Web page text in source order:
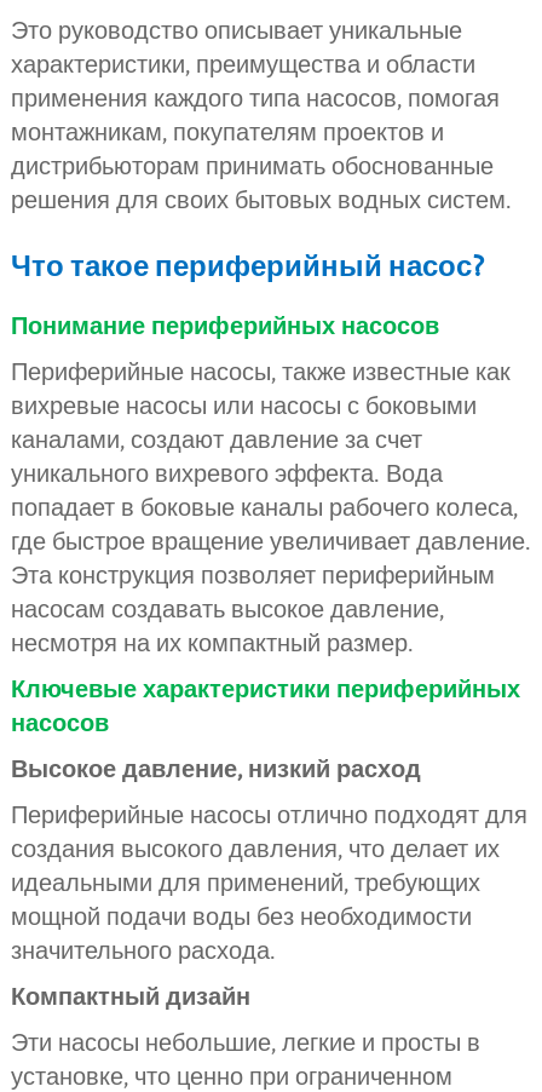
Это руководство описывает уникальные
характеристики, преимущества и области
применения каждого типа насосов, помогая
монтажникам, покупателям проектов и
дистрибьюторам принимать обоснованные
решения для своих бытовых водных систем.
Что такое периферийный насос?
Понимание периферийных насосов
Периферийные насосы, также известные как
вихревые насосы или насосы с боковыми
каналами, создают давление за счет
уникального вихревого эффекта. Вода
попадает в боковые каналы рабочего колеса,
где быстрое вращение увеличивает давление.
Эта конструкция позволяет периферийным
насосам создавать высокое давление,
несмотря на их компактный размер.
Ключевые характеристики периферийных
насосов
Высокое давление, низкий расход
Периферийные насосы отлично подходят для
создания высокого давления, что делает их
идеальными для применений, требующих
мощной подачи воды без необходимости
значительного расхода.
Компактный дизайн
Эти насосы небольшие, легкие и просты в
установке, что ценно при ограниченном